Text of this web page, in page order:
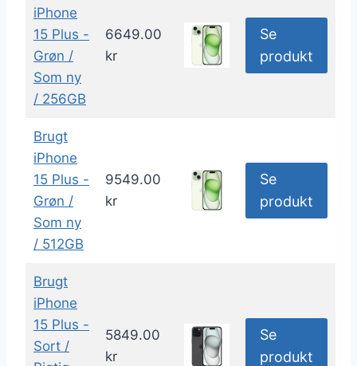
iPhone
15 Plus -
Grøn /
Som ny
/ 256GB
6649.00
kr
Se
produkt
Brugt
iPhone
15 Plus -
Grøn /
Som ny
/ 512GB
9549.00
kr
Se
produkt
Brugt
iPhone
15 Plus -
Sort /
5849.00
kr
Se
produkt